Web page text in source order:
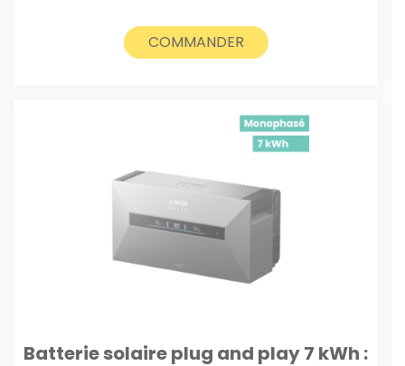
était :
1999€.
est :
1799€.
COMMANDER
Batterie solaire plug and play 7 kWh :